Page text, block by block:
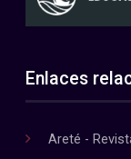
Enlaces
Areté -